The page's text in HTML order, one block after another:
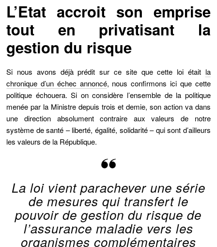
L’Etat accroit son emprise
tout en privatisant la
gestion du risque
Si nous avons déjà prédit sur ce site que cette loi était la
chronique d’un échec annoncé, nous confirmons ici que cette
politique échouera. Si on considère l’ensemble de la politique
menée par la Ministre depuis trois et demie, son action va dans
une direction absolument contraire aux valeurs de notre
système de santé – liberté, égalité, solidarité – qui sont d’ailleurs
les valeurs de la République.
La loi vient parachever une série
de mesures qui transfert le
pouvoir de gestion du risque de
l’assurance maladie vers les
organismes complémentaires